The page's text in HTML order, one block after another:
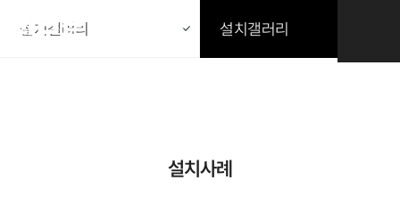
설치갤러리
설치갤러리 설치갤러리
설치사례